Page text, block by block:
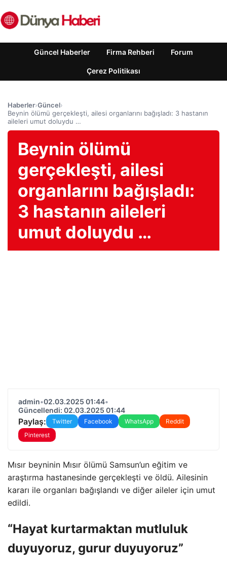
Güncel Haberler Firma Rehberi Forum
Çerez Politikası
Haberler›Güncel›
Beynin ölümü gerçekleşti, ailesi organlarını bağışladı: 3 hastanın
aileleri umut doluydu …
Beynin ölümü
gerçekleşti, ailesi
organlarını bağışladı:
3 hastanın aileleri
umut doluydu …
admin•02.03.2025 01:44•
Güncellendi: 02.03.2025 01:44
Paylaş: Twitter Facebook WhatsApp
Reddit
Pinterest
Mısır beyninin Mısır ölümü Samsun’un eğitim ve
araştırma hastanesinde gerçekleşti ve öldü. Ailesinin
kararı ile organları bağışlandı ve diğer aileler için umut
edildi.
“Hayat kurtarmaktan mutluluk
duyuyoruz, gurur duyuyoruz”